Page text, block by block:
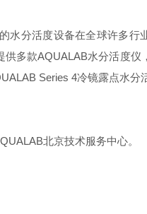
水分活度设备在全球许多行
供多款AQUALAB水分活度仪
Series 4冷镜露点水分
北京技术服务中心。